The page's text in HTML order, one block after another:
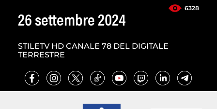
6328
26 settembre 2024
STILETV HD CANALE 78 DEL DIGITALE
TERRESTRE